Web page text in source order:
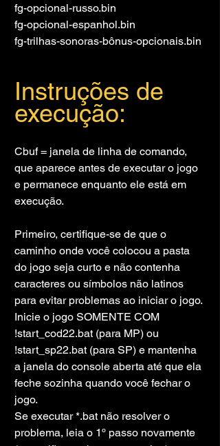
fg-opcional-russo.bin
fg-opcional-espanhol.bin
fg-trilhas-sonoras-bônus-opcionais.bin
Instruções de
execução:
Cbuf = janela de linha de comando,
que aparece antes de executar o jogo
e permanece enquanto ele está em
execução.
Primeiro, certifique-se de que o
caminho onde você colocou a pasta
do jogo seja curto e não contenha
caracteres ou símbolos não latinos
para evitar problemas ao iniciar o jogo.
Inicie o jogo SOMENTE COM
!start_cod22.bat (para MP) ou
!start_sp22.bat (para SP) e mantenha
a janela do console aberta até que ela
feche sozinha quando você fechar o
jogo.
Se executar *.bat não resolver o
problema, leia o 1º passo novamente